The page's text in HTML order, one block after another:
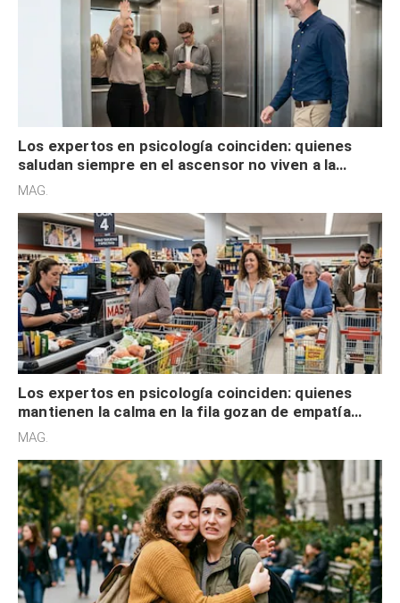
Los expertos en psicología coinciden: quienes
saludan siempre en el ascensor no viven a la
defensiva y tienen apertura social
MAG.
Los expertos en psicología coinciden: quienes
mantienen la calma en la fila gozan de empatía
cognitiva, gratitud y no solo tienen autocontrol
MAG.